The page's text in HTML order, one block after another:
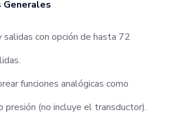
salidas con opción de hasta 72
funciones analógicas como
presión (no incluye el transductor).